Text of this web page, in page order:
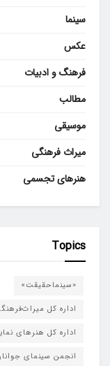
سینما
عکس
فرهنگ و ادبیات
مطالب
موسیقی
میراث فرهنگی
هنرهای تجسمی
Topics
«سینماحقیقت»
اداره کل
اداره کل هنرهای
انجمن سینمای